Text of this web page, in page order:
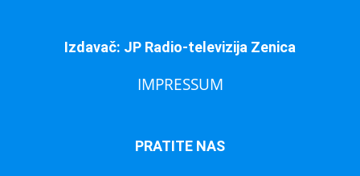
Izdavač: JP Radio-televizija Zenica
IMPRESSUM
PRATITE NAS